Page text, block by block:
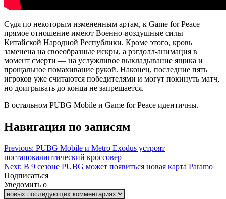
Судя по некоторым измененным артам, к Game for Peace
прямое отношение имеют Военно-воздушные силы
Китайской Народной Республики. Кроме этого, кровь
заменена на своеобразные искры, а рэгдолл-анимация в
момент смерти — на услужливое выкладывание ящика и
прощальное помахивание рукой. Наконец, последние пять
игроков уже считаются победителями и могут покинуть матч,
но доигрывать до конца не запрещается.
В остальном PUBG Mobile и Game for Peace идентичны.
Навигация по записям
Previous: PUBG Mobile и Metro Exodus устроят
постапокалиптический кроссовер
Next: В 9 сезоне PUBG может появиться новая карта Paramo
Подписаться
Уведомить о